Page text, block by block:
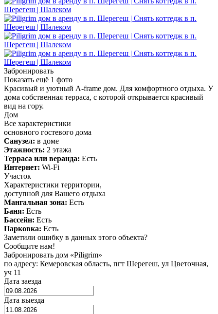
Забронировать
Показать ещё 1 фото
Красивый и уютный A-frame дом. Для комфортного отдыха. У
дома собственная терраса, с которой открывается красивый
вид на гору.
Дом
Все характеристики
основного гостевого дома
Санузел: в доме
Этажность: 2 этажа
Терраса или веранда: Есть
Интернет: Wi-Fi
Участок
Характеристики территории,
доступной для Вашего отдыха
Мангальная зона: Есть
Баня: Есть
Бассейн: Есть
Парковка: Есть
Заметили ошибку в данных этого объекта?
Сообщите нам!
Забронировать дом «Piligrim»
по адресу: Кемеровская область, пгт Шерегеш, ул Цветочная,
уч 11
Дата заезда
Дата выезда